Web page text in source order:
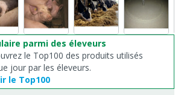
parmi des éleveurs
le Top100 des produits utilisés
jour par les éleveurs.
le Top100